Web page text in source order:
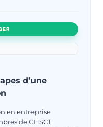
d’une
en entreprise
de CHSCT,